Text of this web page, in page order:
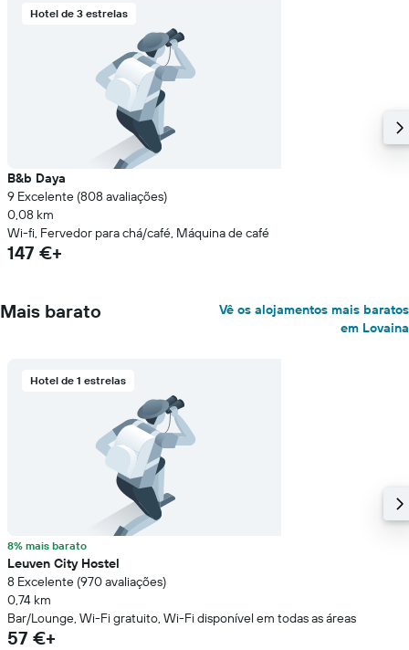
Hotel de 3 estrelas
B&b Daya
9 Excelente (808 avaliações)
0,08 km
Wi-fi, Fervedor para chá/café, Máquina de café
147 €+
Mais barato
Vê os alojamentos mais baratos
em Lovaina
Hotel de 1 estrelas
8% mais barato
Leuven City Hostel
8 Excelente (970 avaliações)
0,74 km
Bar/Lounge, Wi-Fi gratuito, Wi-Fi disponível em todas as áreas
57 €+